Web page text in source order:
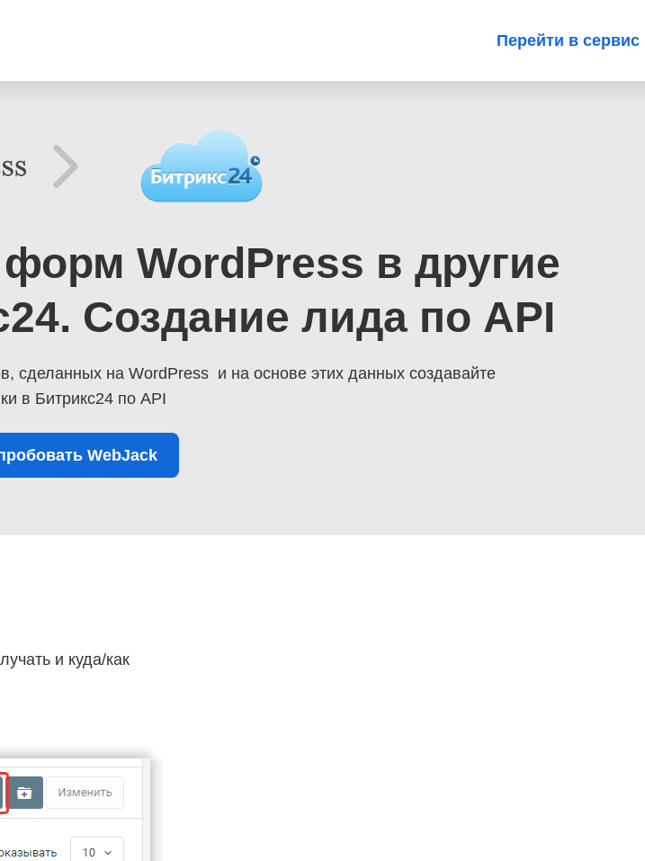
Перейти в сервис
WordPress в другие
Создание лида по API
сделанных на WordPress и на основе этих данных создавайте
в Битрикс24 по API
WebJack
и куда/как